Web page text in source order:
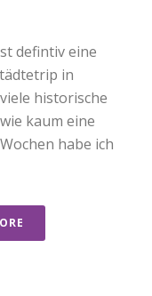
defintiv eine
in
historische
kaum eine
habe ich